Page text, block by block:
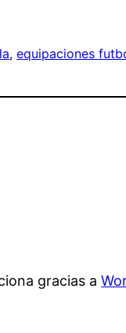
, equipaciones
gracias a